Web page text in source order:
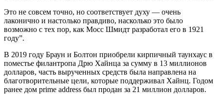
Это не совсем точно, но соответствует духу — очень
лаконично и настолько правдиво, насколько это было
возможно с тех пор, как Мосс Шмидт разработал его в 1921
году”.
В 2019 году Браун и Болтон приобрели кирпичный таунхаус в
поместье филантропа Дрю Хайнца за сумму в 13 миллионов
долларов, часть вырученных средств была направлена на
благотворительные цели, которые поддерживал Хайнц. Годом
ранее дом prime address был продан за 21 миллион долларов.